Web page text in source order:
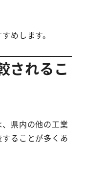
めします。
されるこ
県内の他の工業
ることが多くあ